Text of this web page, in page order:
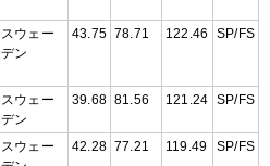
スウェー
デン
43.75 78.71 122.46 SP/FS
スウェー
デン
39.68 81.56 121.24 SP/FS
スウェー
42.28 77.21 119.49 SP/FS